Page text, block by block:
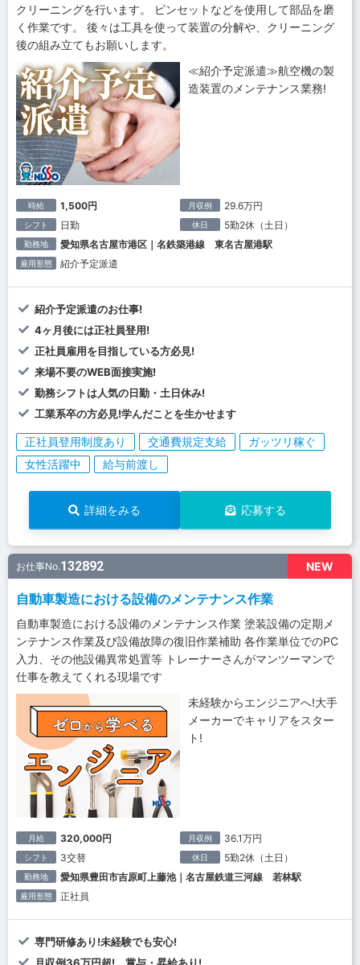
クリーニングを行います。 ピンセットなどを使用して部品を磨
く作業です。 後々は工具を使って装置の分解や、クリーニング
後の組み立てもお願いします。
≪紹介予定派遣≫航空機の製
造装置のメンテナンス業務!
時給 1,500円 月収例 29.6万円
シフト 日勤 休日 5勤2休（土日）
勤務地 愛知県名古屋市港区｜名鉄築港線 東名古屋港駅
雇用形態 紹介予定派遣
紹介予定派遣のお仕事!
4ヶ月後には正社員登用!
正社員雇用を目指している方必見!
来場不要のWEB面接実施!
勤務シフトは人気の日勤・土日休み!
工業系卒の方必見!学んだことを生かせます
正社員登用制度あり 交通費規定支給
ガッツリ稼ぐ
女性活躍中
給与前渡し
詳細をみる 応募する
NEW
お仕事No.132892
自動車製造における設備のメンテナンス作業
自動車製造における設備のメンテナンス作業 塗装設備の定期メ
ンテナンス作業及び設備故障の復旧作業補助 各作業単位でのPC
入力、その他設備異常処置等 トレーナーさんがマンツーマンで
仕事を教えてくれる現場です
未経験からエンジニアへ!大手
メーカーでキャリアをスター
ト!
月給 320,000円 月収例 36.1万円
シフト 3交替 休日 5勤2休（土日）
勤務地 愛知県豊田市吉原町上藤池｜名古屋鉄道三河線 若林駅
雇用形態 正社員
専門研修あり!未経験でも安心!
月収例36万円超! 賞与・昇給あり!